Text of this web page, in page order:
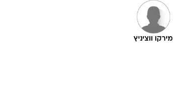
מירקו ווציניץ